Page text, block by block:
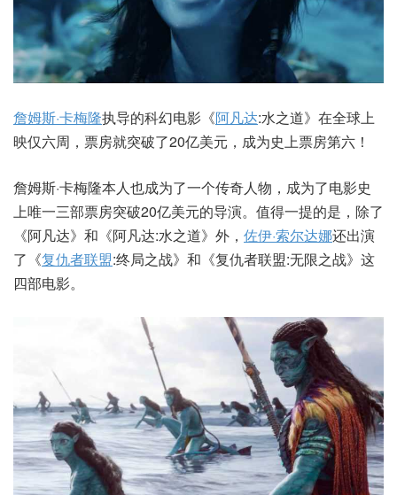
詹姆斯·卡梅隆执导的科幻电影《阿凡达:水之道》在全球上
映仅六周，票房就突破了20亿美元，成为史上票房第六！
詹姆斯·卡梅隆本人也成为了一个传奇人物，成为了电影史
上唯一三部票房突破20亿美元的导演。值得一提的是，除了
《阿凡达》和《阿凡达:水之道》外， 佐伊·索尔达娜还出演
了《复仇者联盟:终局之战》和《复仇者联盟:无限之战》这
四部电影。